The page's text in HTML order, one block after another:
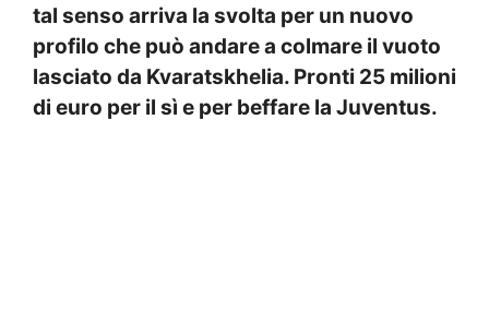
tal senso arriva la svolta per un nuovo
profilo che può andare a colmare il vuoto
lasciato da Kvaratskhelia. Pronti 25 milioni
di euro per il sì e per beffare la Juventus.